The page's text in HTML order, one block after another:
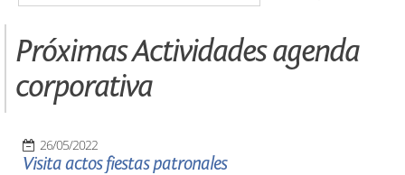
Próximas Actividades agenda
corporativa
26/05/2022
Visita actos fiestas patronales